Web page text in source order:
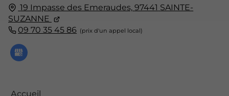
19 Impasse des Emeraudes, 97441 SAINTE-
SUZANNE
09 70 35 45 86
Accueil